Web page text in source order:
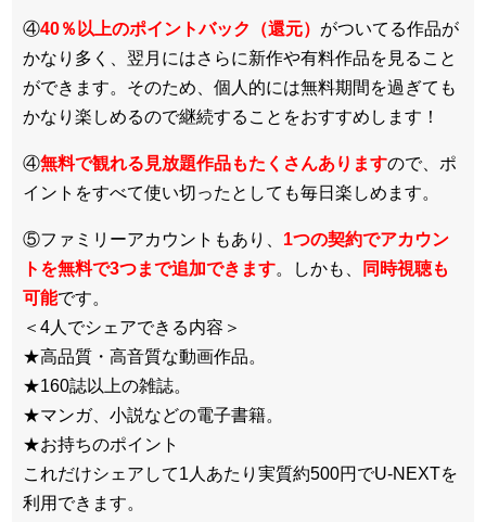
④40％以上のポイントバック（還元） がついてる作品が
かなり多く、翌月にはさらに新作や有料作品を見ること
ができます。そのため、個人的には無料期間を過ぎても
かなり楽しめるので継続することをおすすめします！
④無料で観れる見放題作品もたくさんありますので、ポ
イントをすべて使い切ったとしても毎日楽しめます。
⑤ファミリーアカウントもあり、 1つの契約でアカウン
トを無料で3つまで追加できます。しかも、
同時視聴も
可能です。
＜4人でシェアできる内容＞
★高品質・高音質な動画作品。
★160誌以上の雑誌。
★マンガ、小説などの電子書籍。
★お持ちのポイント
これだけシェアして1人あたり実質約500円でU-NEXTを
利用できます。